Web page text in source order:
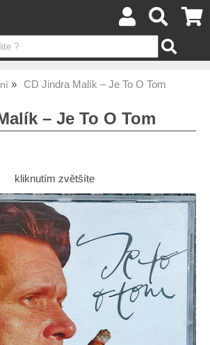
CD Jindra Malík – Je To O Tom
– Je To O Tom
kliknutím zvětšíte